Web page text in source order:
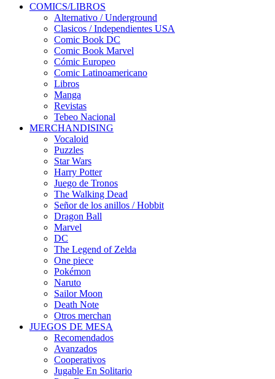
COMICS/LIBROS
Alternativo / Underground
Clasicos / Independientes USA
Comic Book DC
Comic Book Marvel
Cómic Europeo
Comic Latinoamericano
Libros
Manga
Revistas
Tebeo Nacional
MERCHANDISING
Vocaloid
Puzzles
Star Wars
Harry Potter
Juego de Tronos
The Walking Dead
Señor de los anillos / Hobbit
Dragon Ball
Marvel
DC
The Legend of Zelda
One piece
Pokémon
Naruto
Sailor Moon
Death Note
Otros merchan
JUEGOS DE MESA
Recomendados
Avanzados
Cooperativos
Jugable En Solitario